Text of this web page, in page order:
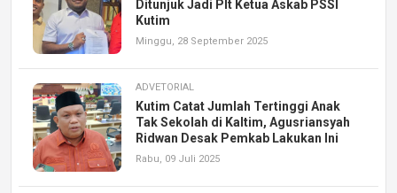
Ditunjuk Jadi Plt Ketua Askab PSSI
Kutim
Minggu, 28 September 2025
ADVETORIAL
Kutim Catat Jumlah Tertinggi Anak
Tak Sekolah di Kaltim, Agusriansyah
Ridwan Desak Pemkab Lakukan Ini
Rabu, 09 Juli 2025